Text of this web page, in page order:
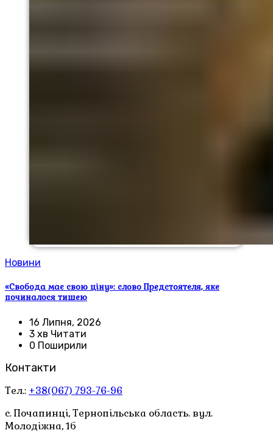
Новини
«Свобода має свою ціну»: слово Предстоятеля, яке
починалося тишею
16 Липня, 2026
3 хв Читати
0 Поширили
Контакти
Тел.: +38(067) 793-76-96
с. Почапинці, Тернопільська область. вул.
Молодіжна, 1б